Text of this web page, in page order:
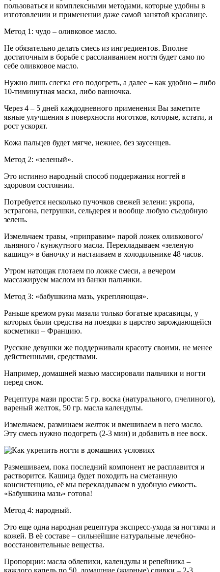
пользоваться и комплексными методами, которые удобны в
изготовлении и применении даже самой занятой красавице.
Метод 1: чудо – оливковое масло.
Не обязательно делать смесь из ингредиентов. Вполне
достаточным в борьбе с расслаиванием ногтя будет само по
себе оливковое масло.
Нужно лишь слегка его подогреть, а далее – как удобно – либо
10-тиминутная маска, либо ванночка.
Через 4 – 5 дней каждодневного применения Вы заметите
явные улучшения в поверхности ноготков, которые, кстати, и
рост ускорят.
Кожа пальцев будет мягче, нежнее, без заусенцев.
Метод 2: «зеленый».
Это истинно народный способ поддержания ногтей в
здоровом состоянии.
Потребуется несколько пучочков свежей зелени: укропа,
эстрагона, петрушки, сельдерея и вообще любую съедобную
зелень.
Измельчаем травы, «приправим» парой ложек оливкового/
льняного / кунжутного масла. Перекладываем «зеленую
кашицу» в баночку и настаиваем в холодильнике 48 часов.
Утром натощак глотаем по ложке смеси, а вечером
массажируем маслом из банки пальчики.
Метод 3: «бабушкина мазь, укрепляющая».
Раньше кремом руки мазали только богатые красавицы, у
которых были средства на поездки в царство зарождающейся
косметики – Францию.
Русские девушки же поддерживали красоту своими, не менее
действенными, средствами.
Например, домашней мазью массировали пальчики и ногти
перед сном.
Рецептура мази проста: 5 гр. воска (натурального, пчелиного),
вареный желток, 50 гр. масла календулы.
Измельчаем, разминаем желток и вмешиваем в него масло.
Эту смесь нужно подогреть (2-3 мин) и добавить в нее воск.
Размешиваем, пока последний компонент не расплавится и
растворится. Кашица будет походить на сметанную
консистенцию, её мы перекладываем в удобную емкость.
«Бабушкина мазь» готова!
Метод 4: народный.
Это еще одна народная рецептура экспресс-ухода за ногтями и
кожей. В её составе – сильнейшие натуральные лечебно-
восстановительные вещества.
Пропорции: масла облепихи, календулы и репейника –
каждого капель по 50, домашние (жирные) сливки – 2-3